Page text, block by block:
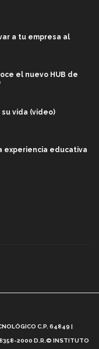
a tu empresa al
el nuevo HUB de
vida (video)
experiencia educativa
Tec? (video)
C.P. 64849 |
8358-2000 D.R.© INSTITUTO